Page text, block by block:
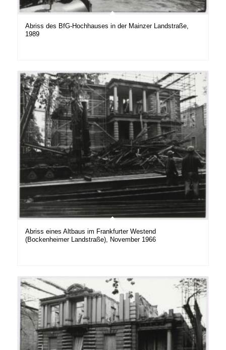
Abriss des BfG-Hochhauses in der Mainzer Landstraße,
1989
Abriss eines Altbaus im Frankfurter Westend
(Bockenheimer Landstraße), November 1966